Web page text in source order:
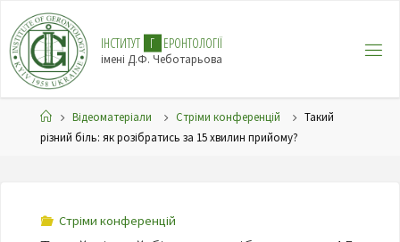
ІНСТИТУТ Г ЕРОНТОЛОГІЇ
імені Д.Ф. Чеботарьова
Відеоматеріали Стріми конференцій
Такий
різний біль: як розібратись за 15 хвилин прийому?
Стріми конференцій